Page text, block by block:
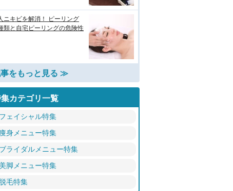
ニキビを解消！ ピーリング
類と自宅ピーリングの危険性
をもっと見る ≫
カテゴリ一覧
フェイシャル特集
身メニュー特集
ブライダルメニュー特集
美脚メニュー特集
脱毛特集